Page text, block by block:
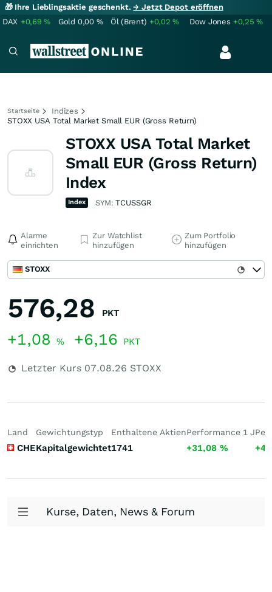
🎁 Ihre Lieblingsaktie geschenkt.→ Jetzt Depot eröffnen
DAX +0,69% Gold 0,00 % Öl (Brent) +0,02% Dow Jones +0,25%
Startseite
Indizes
STOXX USA Total Market Small EUR (Gross Return)
STOXX USA Total Market
Small EUR (Gross Return)
Index
Index SYM:TCUSSGR
Alarme
einrichten
Zur Watchlist
hinzufügen
Zum Portfolio
hinzufügen
STOXX
576,28 PKT
+1,08 % +6,16 PKT
Letzter Kurs 07.08.26 STOXX
Land
CHE
Gewichtungstyp
Kapitalgewichtet
Enthaltene Aktien
1741
Performance 1 J
+31,08 %
Kurse, Daten, News & Forum